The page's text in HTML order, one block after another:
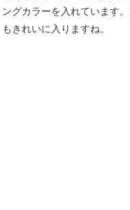
ングカラーを入れています
もきれいに入りますね。